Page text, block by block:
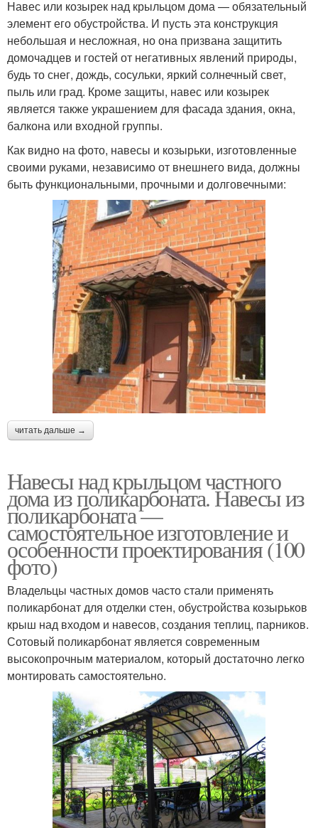
Навес или козырек над крыльцом дома — обязательный
элемент его обустройства. И пусть эта конструкция
небольшая и несложная, но она призвана защитить
домочадцев и гостей от негативных явлений природы,
будь то снег, дождь, сосульки, яркий солнечный свет,
пыль или град. Кроме защиты, навес или козырек
является также украшением для фасада здания, окна,
балкона или входной группы.
Как видно на фото, навесы и козырьки, изготовленные
своими руками, независимо от внешнего вида, должны
быть функциональными, прочными и долговечными:
читать дальше →
Навесы над крыльцом частного
дома из поликарбоната. Навесы из
поликарбоната —
самостоятельное изготовление и
особенности проектирования (100
фото)
Владельцы частных домов часто стали применять
поликарбонат для отделки стен, обустройства козырьков
крыш над входом и навесов, создания теплиц, парников.
Сотовый поликарбонат является современным
высокопрочным материалом, который достаточно легко
монтировать самостоятельно.